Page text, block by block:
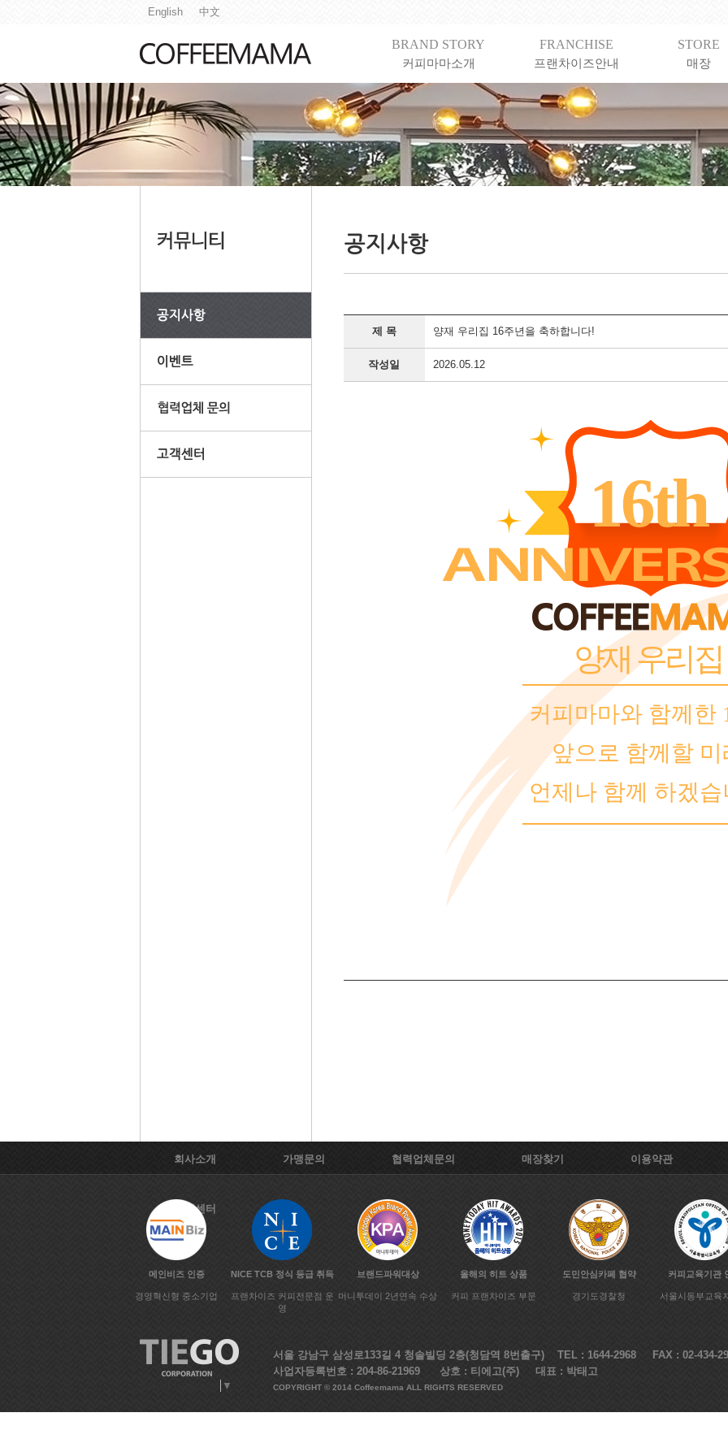
English 中文
BRAND STORY
커피마마소개
FRANCHISE
프랜차이즈안내
STORE
매장
제 목 양재 우리집 16주년을 축하합니다!
작성일 2026.05.12
16th
양재 우리집
커피마마와 함께한
앞으로 함께할 미
언제나 함께 하겠습
회사소개 가맹문의 협력업체문의 매장찾기 이용약관
고객센터
메인비즈 인증
경영혁신형 중소기업
NICE TCB 정식 등급 취득
프랜차이즈 커피전문점 운
영
브랜드파워대상
머니투데이 2년연속 수상
올해의 히트 상품
커피 프랜차이즈 부문
도민안심카페 협약
경기도경찰청
커피교육기관
서울시동부교육
▼
서울 강남구 삼성로133길 4 청솔빌딩 2층(청담역 8번출구) TEL : 1644-2968 FAX : 02-434-
사업자등록번호 : 204-86-21969 상호 : 티에고(주) 대표 : 박태고
COPYRIGHT © 2014 Coffeemama ALL RIGHTS RESERVED